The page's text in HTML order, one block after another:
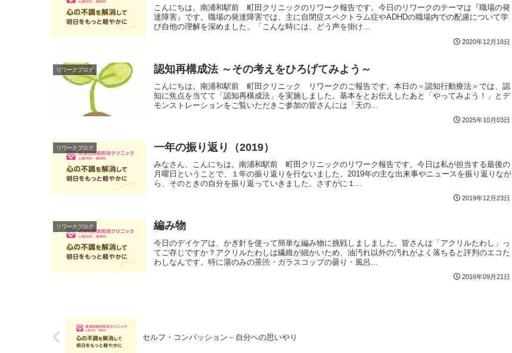
こんにちは。南浦和駅前 町田クリニックのリワーク報告です。今日のリワークのテーマは『職場の発
達障害』です。職場の発達障害では、主に自閉症スペクトラム症やADHDの職場内での配慮について学
び自他の理解を深めました。「こんな時には、どう声を掛け...
2020年12月18日
リワークブログ 認知再構成法 ～その考えをひろげてみよう～
こんにちは。南浦和駅前 町田クリニック リワークのご報告です。本日の＜認知行動療法＞では、認
知に焦点を当てて「認知再構成法」を実施しました。基本をとお伝えしたあと「やってみよう！」とデ
モンストレーションをご覧いただきご参加の皆さんには「天の...
2025年10月03日
リワークブログ 一年の振り返り（2019）
みなさん、こんにちは。南浦和駅前 町田クリニックのリワーク報告です。今日は私が担当する最後の
月曜日ということで、１年の振り返りを行ないました。2019年の主な出来事やニュースを振り返りなが
ら、そのときの自分を振り返っていきました。さすがに１...
2019年12月23日
リワークブログ 編み物
今日のデイケアは、かぎ針を使って簡単な編み物に挑戦しましました。皆さんは「アクリルたわし」っ
てご存じですか？アクリルたわしは繊維が細かいため、油汚れ以外の汚れがよく落ちると評判のエコた
わしなんです。特に湯のみの茶渋・ガラスコップの曇り・風呂...
2016年09月21日
セルフ・コンパッション－自分への思いやり